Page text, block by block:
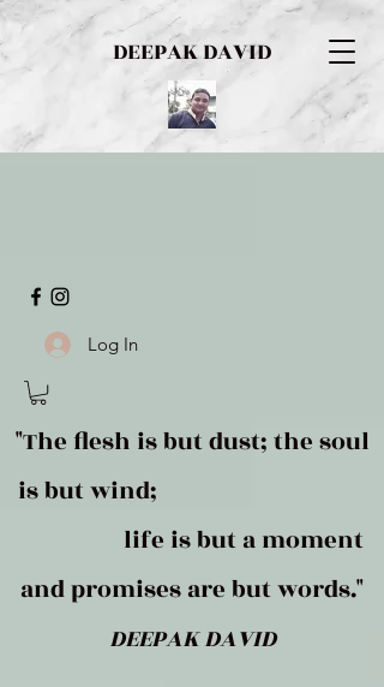
DEEPAK DAVID
Log In
"The flesh is but dust; the soul
is but wind;
life is but a moment
and promises are but words."
DEEPAK DAVID